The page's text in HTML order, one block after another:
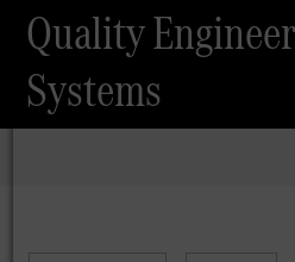
Quality
Systems